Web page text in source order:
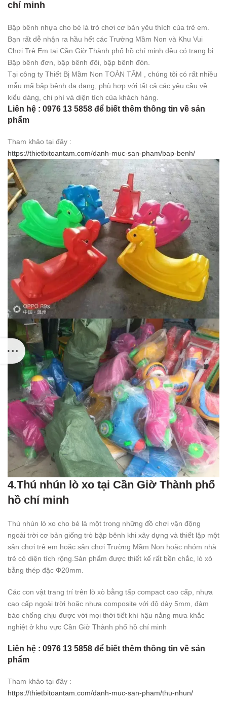
chí minh
Bập bênh nhựa cho bé là trò chơi cơ bản yêu thích của trẻ em.
Bạn rất dễ nhận ra hầu hết các Trường Mầm Non và Khu Vui
Chơi Trẻ Em tại Cần Giờ Thành phố hồ chí minh đều có trang bị:
Bập bênh đơn, bập bênh đôi, bập bênh đòn.
Tại công ty Thiết Bị Mầm Non TOÀN TÂM , chúng tôi có rất nhiều
mẫu mã bập bênh đa dạng, phù hợp với tất cả các yêu cầu về
kiểu dáng, chi phí và diện tích của khách hàng.
Liên hệ : 0976 13 5858 để biết thêm thông tin về sản
phẩm
Tham khảo tại đây :
https://thietbitoantam.com/danh-muc-san-pham/bap-benh/
4.Thú nhún lò xo tại Cần Giờ Thành phố
hồ chí minh
Thú nhún lò xo cho bé là một trong những đồ chơi vận động
ngoài trời cơ bản giống trò bập bênh khi xây dựng và thiết lập một
sân chơi trẻ em hoặc sân chơi Trường Mầm Non hoặc nhóm nhà
trẻ có diện tích rộng.Sản phẩm được thiết kế rất bền chắc, lò xò
bằng thép đặc Φ20mm.
Các con vật trang trí trên lò xò bằng tấp compact cao cấp, nhựa
cao cấp ngoài trời hoặc nhựa composite với độ dày 5mm, đảm
bảo chống chịu được với mọi thời tiết khí hậu nắng mưa khắc
nghiệt ở khu vực Cần Giờ Thành phố hồ chí minh
Liên hệ : 0976 13 5858 để biết thêm thông tin về sản
phẩm
Tham khảo tại đây :
https://thietbitoantam.com/danh-muc-san-pham/thu-nhun/